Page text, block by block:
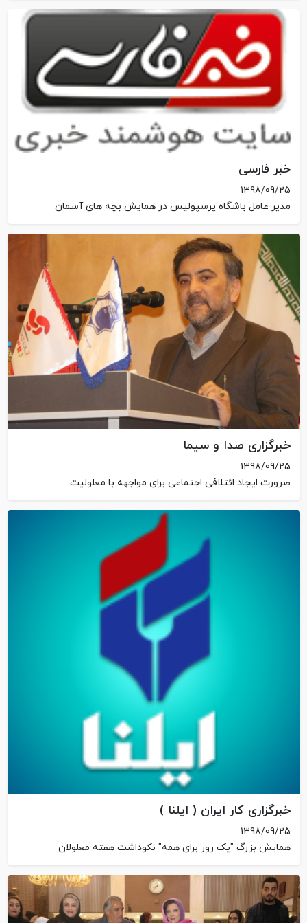
خبر فارسی
1398/09/25
مدیر عامل باشگاه پرسپولیس در همایش بچه های آسمان
خبرگزاری صدا و سیما
1398/09/25
ضرورت ایجاد ائتلافی اجتماعی برای مواجهه با معلولیت
خبرگزاری کار ایران ( ایلنا )
1398/09/25
همایش بزرگ "یک روز برای همه" نکوداشت هفته معلولان